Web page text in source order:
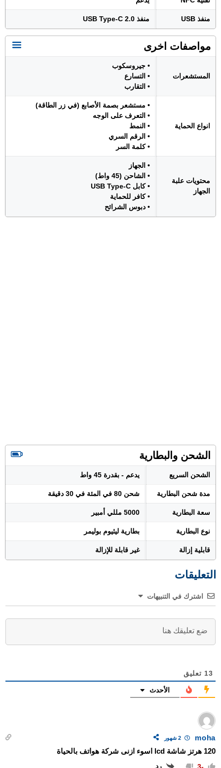
منفذ USB منفذ USB Type-C 2.0
مواصفات اخرى
المستشعرات
• جيروسكوب
• التسارع
• التقارب
انواع الحماية
• مستشعر بصمة الأصابع (في زر الطاقة)
• التعرف على الوجه
• النمط
• الرقم السري
• كلمة السر
محتويات علبة
الجهاز
• الجهاز
• الشاحن (45 واط)
• كابل USB Type-C
• كافر للحماية
• دبوس الشرائح
الشحن والبطارية
الشحن السريع يدعم - بقدرة 45 واط
مدة شحن البطارية شحن 80 في المئة في 30 دقيقة
سعة البطارية 5000 مللي أمبير
نوع البطارية بطارية ليثيوم بوليمر
قابلية إزالة غير قابلة للإزالة
التعليقات
اشترك في التنبيهات
13 تعليق
الأحدث
moha
120 هرتز شاشة lcd اسوء ازنى شركة هواتف بالحياة
رد